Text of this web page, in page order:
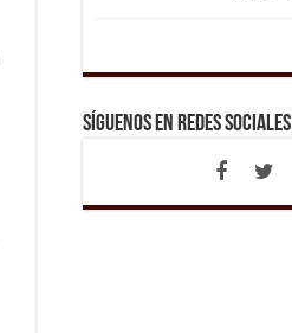
Síguenos en Redes Sociales